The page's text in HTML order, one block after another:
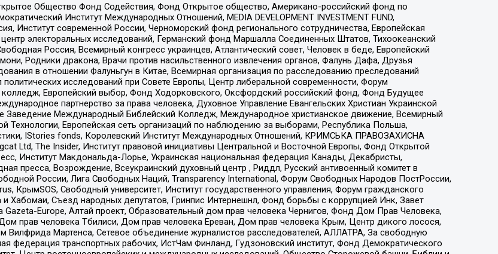
Общество Фонд Содействия, Фонд Открытое общество, Американо-российский фонд по
Институт Международных Отношений, MEDIA DEVELOPMENT INVESTMENT FUND,
Институт современной России, Черноморский фонд регионального сотрудничества, Европейская
электоральных исследований, Германский фонд Маршалла Соединенных Штатов, Тихоокеанский
Россия, Всемирный конгресс украинцев, Атлантический совет, Человек в беде, Европейский
Родники дракона, Врачи против насильственного извлечения органов, Фалунь Дафа, Друзья
в отношении Фалуньгун в Китае, Всемирная организация по расследованию преследований
исследований при Совете Европы, Центр либеральной современности, Форум
Европейский выбор, Фонд Ходорковского, Оксфордский российский фонд, Фонд Будущее
партнерство за права человека, Духовное Управление Евангельских Христиан Украинской
Заведение Международный Библейский Колледж, Международное христианское движение, Всемирный
Технологии, Европейская сеть организаций по наблюдению за выборами, Республика Польша,
IStories fonds, Королевский Институт Международных Отношений, КРИМСЬКА ПРАВОЗАХИСНА
Ltd, The Insider, Институт правовой инициативы Центральной и Восточной Европы, Фонд Открытой
Институт Макдональда-Лорье, Украинская национальная федерация Канады, Декабристы,
пресса, Возрождение, Всеукраинский духовный центр , Риддл, Русский антивоенный комитет в
России, Лига Свободных Наций, Transparеncy International, Форум Свободных Народов ПостРоссии,
КрымSOS, Свободный университет, Институт государственного управления, Форум гражданского
Хабомаи, Съезд народных депутатов, Гринпис Интернешнл, Фонд борьбы с коррупцией Инк, Завет
Europe, Алтай проект, Образовательный дом прав человека Чернигов, Фонд Дом Прав Человека,
прав человека Тбилиси, Дом прав человека Ереван, Дом прав человека Крым, Центр дикого лосося,
Вилфрида Мартенса, Сетевое объединение журналистов расследователей, АЛЛАТРА, За свободную
федерация транспортных рабочих, ИстЧам Финланд, Гудзоновский институт, Фонд Демократического